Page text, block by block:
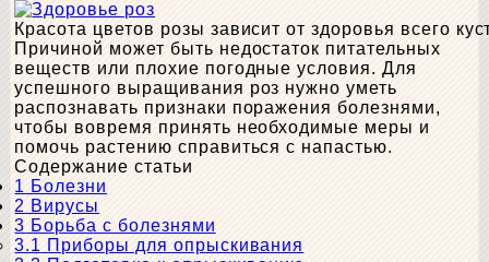
Красота цветов розы зависит от здоровья всего
Причиной может быть недостаток питательных
веществ или плохие погодные условия. Для
успешного выращивания роз нужно уметь
распознавать признаки поражения болезнями,
чтобы вовремя принять необходимые меры и
помочь растению справиться с напастью.
Содержание статьи
1 Болезни
2 Вирусы
3 Борьба с болезнями
3.1 Приборы для опрыскивания